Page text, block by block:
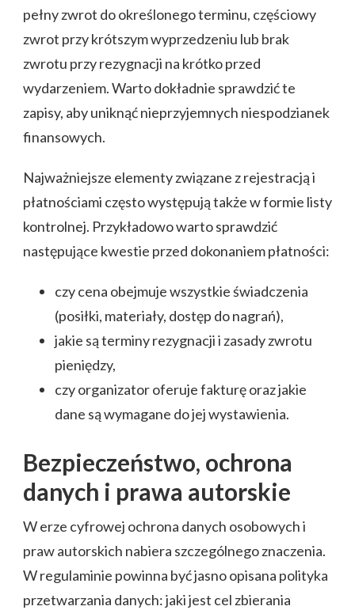
pełny zwrot do określonego terminu, częściowy
zwrot przy krótszym wyprzedzeniu lub brak
zwrotu przy rezygnacji na krótko przed
wydarzeniem. Warto dokładnie sprawdzić te
zapisy, aby uniknąć nieprzyjemnych niespodzianek
finansowych.
Najważniejsze elementy związane z rejestracją i
płatnościami często występują także w formie listy
kontrolnej. Przykładowo warto sprawdzić
następujące kwestie przed dokonaniem płatności:
czy cena obejmuje wszystkie świadczenia
(posiłki, materiały, dostęp do nagrań),
jakie są terminy rezygnacji i zasady zwrotu
pieniędzy,
czy organizator oferuje fakturę oraz jakie
dane są wymagane do jej wystawienia.
Bezpieczeństwo, ochrona
danych i prawa autorskie
W erze cyfrowej ochrona danych osobowych i
praw autorskich nabiera szczególnego znaczenia.
W regulaminie powinna być jasno opisana polityka
przetwarzania danych: jaki jest cel zbierania